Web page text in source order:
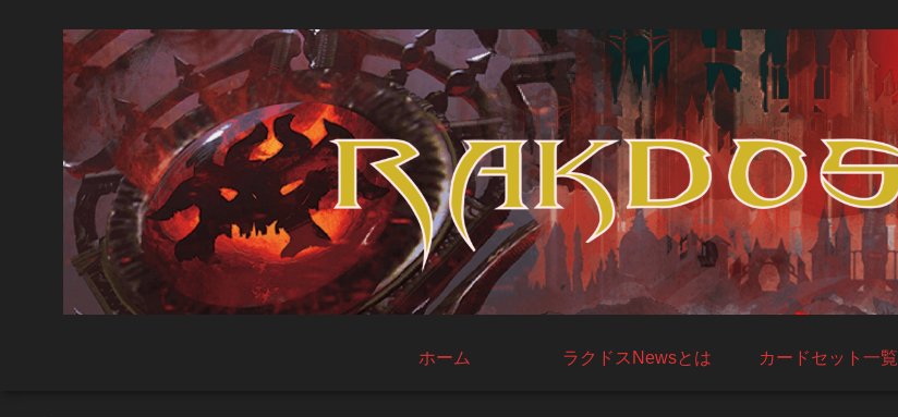
ホーム ラクドスNewsとは カードセット一覧